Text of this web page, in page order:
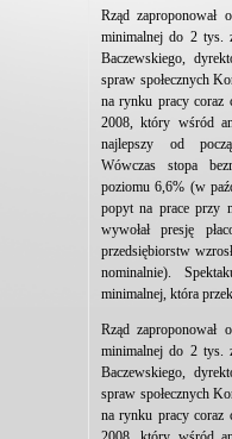
Rząd zaproponował
minimalnej do 2 tys.
Baczewskiego,
spraw społecznych
na rynku pracy coraz
2008, który wśród
najlepszy od
Wówczas stopa
poziomu 6,6% (w
popyt na prace przy
wywołał presję
przedsiębiorstw
nominalnie).
minimalnej, która
Rząd zaproponował
minimalnej do 2 tys.
Baczewskiego,
spraw społecznych
na rynku pracy coraz